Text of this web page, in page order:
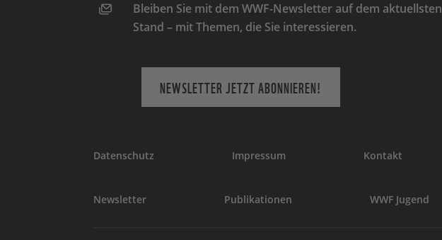
Bleiben Sie mit dem WWF-Newsletter auf dem aktuellsten
Stand – mit Themen, die Sie interessieren.
NEWSLETTER JETZT ABONNIEREN!
Datenschutz Impressum Kontakt
Newsletter Publikationen WWF Jugend